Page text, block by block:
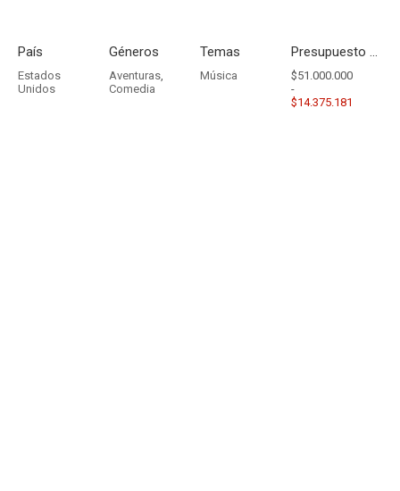
País
Estados
Unidos
Géneros
Aventuras,
Comedia
Temas
Música
Presupuesto - Ingresos
$51.000.000
-
$14.375.181